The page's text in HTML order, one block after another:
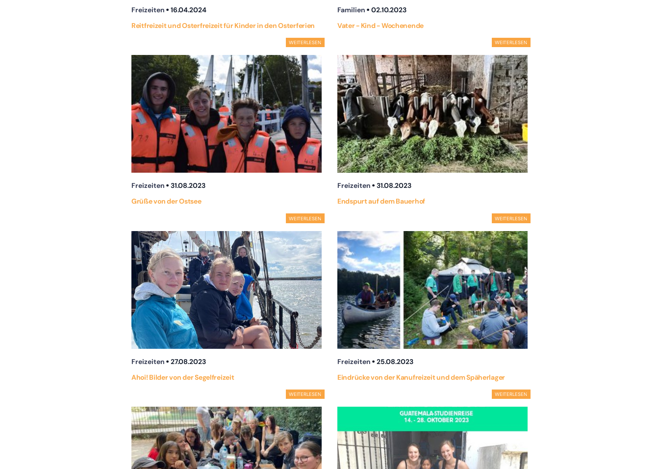
Freizeiten
16.04.2024
Reitfreizeit und Osterfreizeit für Kinder in den Osterferien
WEITERLESEN
Familien
02.10.2023
Vater - Kind - Wochenende
WEITERLESEN
Freizeiten
31.08.2023
Grüße von der Ostsee
WEITERLESEN
Freizeiten
31.08.2023
Endspurt auf dem Bauerhof
WEITERLESEN
Freizeiten
27.08.2023
Ahoi! Bilder von der Segelfreizeit
WEITERLESEN
Freizeiten
25.08.2023
Eindrücke von der Kanufreizeit und dem Späherlager
WEITERLESEN